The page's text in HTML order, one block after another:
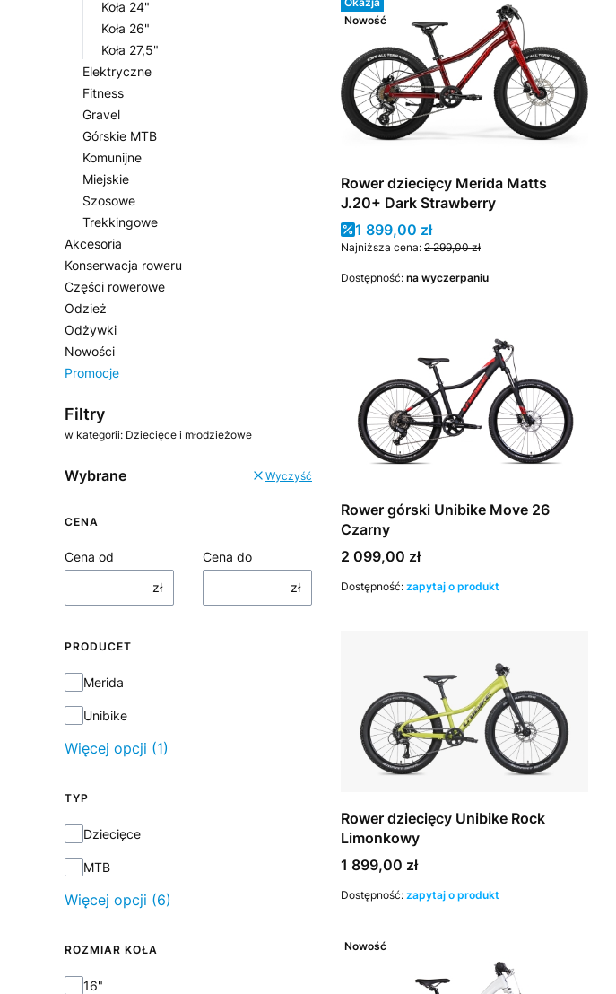
Koła 24"
Koła 26"
Koła 27,5"
Elektryczne
Fitness
Gravel
Górskie MTB
Komunijne
Miejskie
Szosowe
Trekkingowe
Akcesoria
Konserwacja roweru
Części rowerowe
Odzież
Odżywki
Nowości
Promocje
Filtry
w kategorii: Dziecięce i młodzieżowe
Wybrane Wyczyść
CENA
Cena od
zł
Cena do
zł
PRODUCET
Producet
Merida
Unibike
Więcej opcji (1)
TYP
TypDziecięce
MTB
Więcej opcji (6)
ROZMIAR KOŁA
Rozmiar koła
16"
Nowość
Rower dziecięcy Merida Matts
J.20+ Dark Strawberry
Cena promocyjna
1 899,00 zł
Najniższa cena: 2 299,00 zł
Dostępność: na wyczerpaniu
Rower górski Unibike Move 26
Czarny
Cena
2 099,00 zł
Dostępność: zapytaj o produkt
Rower dziecięcy Unibike Rock
Limonkowy
Cena
1 899,00 zł
Dostępność: zapytaj o produkt
Nowość